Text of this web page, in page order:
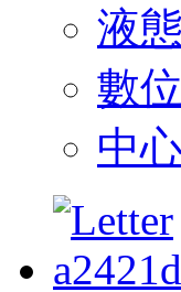
液
數
中